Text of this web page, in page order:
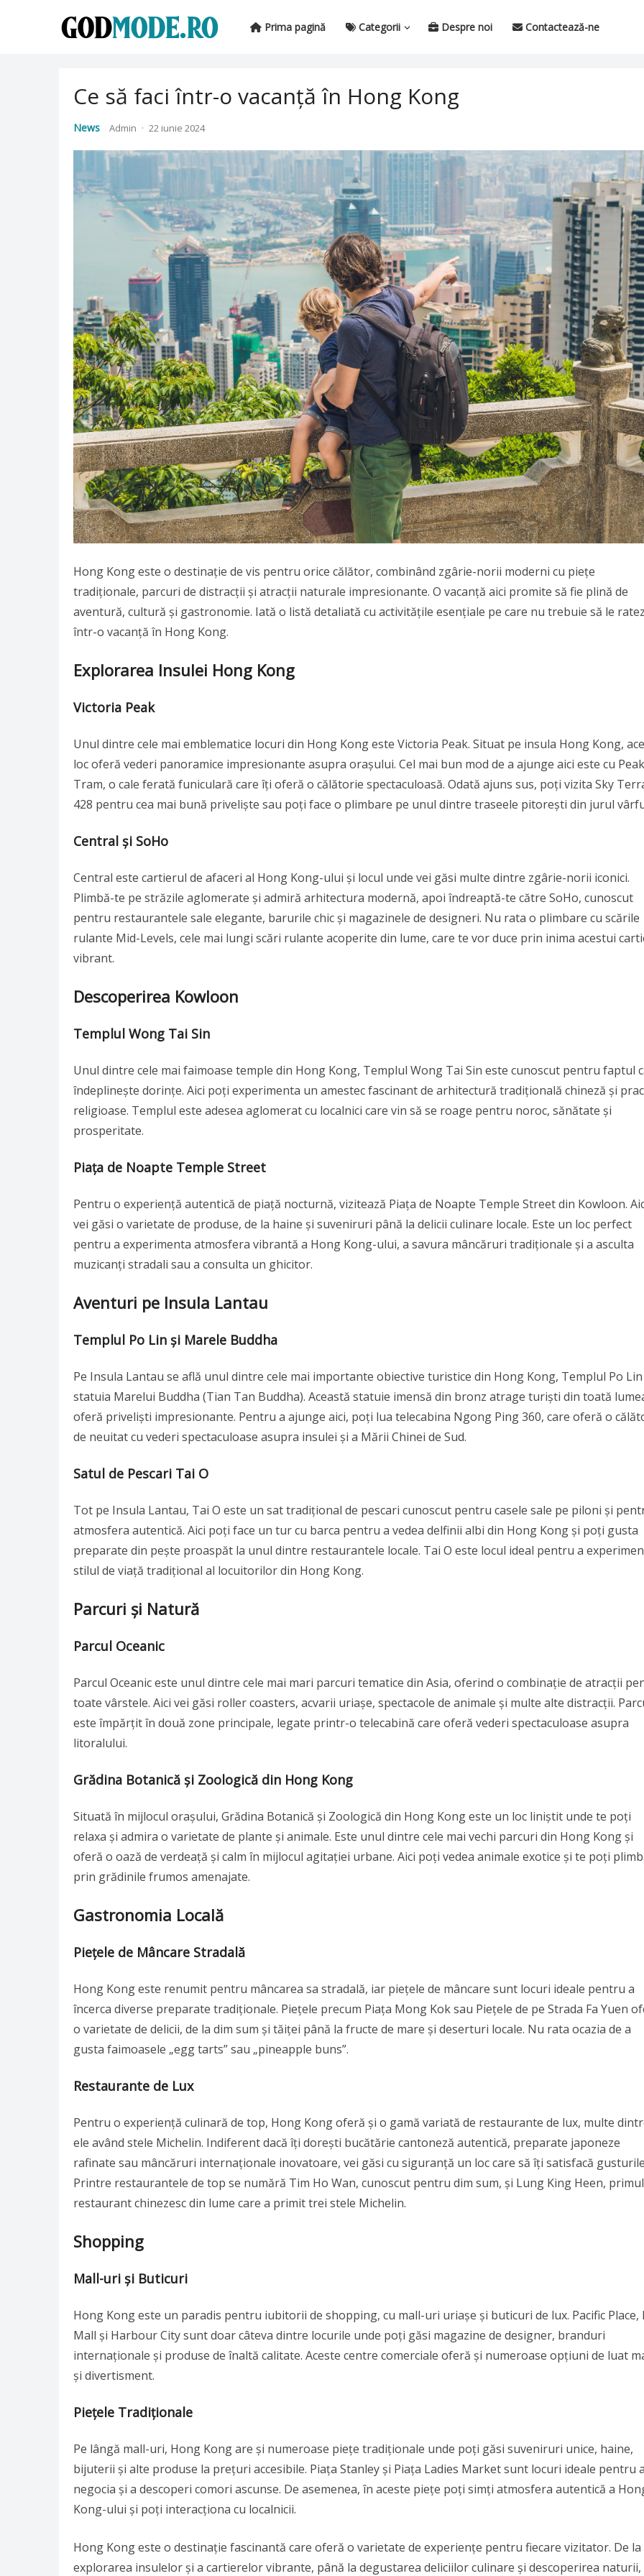
Prima pagină Categorii Despre noi Contactează-ne
Ce să faci într-o vacanță în Hong Kong
News Admin · 22 iunie 2024
Hong Kong este o destinație de vis pentru orice călător, combinând zgârie-norii moderni cu piețe
tradiționale, parcuri de distracții și atracții naturale impresionante. O vacanță aici promite să fie plină de
aventură, cultură și gastronomie. Iată o listă detaliată cu activitățile esențiale pe care nu trebuie să le
într-o vacanță în Hong Kong.
Explorarea Insulei Hong Kong
Victoria Peak
Unul dintre cele mai emblematice locuri din Hong Kong este Victoria Peak. Situat pe insula Hong Kong,
loc oferă vederi panoramice impresionante asupra orașului. Cel mai bun mod de a ajunge aici este cu Peak
Tram, o cale ferată funiculară care îți oferă o călătorie spectaculoasă. Odată ajuns sus, poți vizita Sky
428 pentru cea mai bună priveliște sau poți face o plimbare pe unul dintre traseele pitorești din jurul
Central și SoHo
Central este cartierul de afaceri al Hong Kong-ului și locul unde vei găsi multe dintre zgârie-norii iconici.
Plimbă-te pe străzile aglomerate și admiră arhitectura modernă, apoi îndreaptă-te către SoHo, cunoscut
pentru restaurantele sale elegante, barurile chic și magazinele de designeri. Nu rata o plimbare cu scările
rulante Mid-Levels, cele mai lungi scări rulante acoperite din lume, care te vor duce prin inima acestui
vibrant.
Descoperirea Kowloon
Templul Wong Tai Sin
Unul dintre cele mai faimoase temple din Hong Kong, Templul Wong Tai Sin este cunoscut pentru faptul
îndeplinește dorințe. Aici poți experimenta un amestec fascinant de arhitectură tradițională chineză și
religioase. Templul este adesea aglomerat cu localnici care vin să se roage pentru noroc, sănătate și
prosperitate.
Piața de Noapte Temple Street
Pentru o experiență autentică de piață nocturnă, vizitează Piața de Noapte Temple Street din Kowloon.
vei găsi o varietate de produse, de la haine și suveniruri până la delicii culinare locale. Este un loc perfect
pentru a experimenta atmosfera vibrantă a Hong Kong-ului, a savura mâncăruri tradiționale și a asculta
muzicanți stradali sau a consulta un ghicitor.
Aventuri pe Insula Lantau
Templul Po Lin și Marele Buddha
Pe Insula Lantau se află unul dintre cele mai importante obiective turistice din Hong Kong, Templul Po Lin
statuia Marelui Buddha (Tian Tan Buddha). Această statuie imensă din bronz atrage turiști din toată
oferă priveliști impresionante. Pentru a ajunge aici, poți lua telecabina Ngong Ping 360, care oferă o
de neuitat cu vederi spectaculoase asupra insulei și a Mării Chinei de Sud.
Satul de Pescari Tai O
Tot pe Insula Lantau, Tai O este un sat tradițional de pescari cunoscut pentru casele sale pe piloni și
atmosfera autentică. Aici poți face un tur cu barca pentru a vedea delfinii albi din Hong Kong și poți gusta
preparate din pește proaspăt la unul dintre restaurantele locale. Tai O este locul ideal pentru a
stilul de viață tradițional al locuitorilor din Hong Kong.
Parcuri și Natură
Parcul Oceanic
Parcul Oceanic este unul dintre cele mai mari parcuri tematice din Asia, oferind o combinație de atracții
toate vârstele. Aici vei găsi roller coasters, acvarii uriașe, spectacole de animale și multe alte distracții.
este împărțit în două zone principale, legate printr-o telecabină care oferă vederi spectaculoase asupra
litoralului.
Grădina Botanică și Zoologică din Hong Kong
Situată în mijlocul orașului, Grădina Botanică și Zoologică din Hong Kong este un loc liniștit unde te poți
relaxa și admira o varietate de plante și animale. Este unul dintre cele mai vechi parcuri din Hong Kong și
oferă o oază de verdeață și calm în mijlocul agitației urbane. Aici poți vedea animale exotice și te poți
prin grădinile frumos amenajate.
Gastronomia Locală
Piețele de Mâncare Stradală
Hong Kong este renumit pentru mâncarea sa stradală, iar piețele de mâncare sunt locuri ideale pentru a
încerca diverse preparate tradiționale. Piețele precum Piața Mong Kok sau Piețele de pe Strada Fa Yuen
o varietate de delicii, de la dim sum și tăiței până la fructe de mare și deserturi locale. Nu rata ocazia de a
gusta faimoasele „egg tarts” sau „pineapple buns”.
Restaurante de Lux
Pentru o experiență culinară de top, Hong Kong oferă și o gamă variată de restaurante de lux, multe
ele având stele Michelin. Indiferent dacă îți dorești bucătărie cantoneză autentică, preparate japoneze
rafinate sau mâncăruri internaționale inovatoare, vei găsi cu siguranță un loc care să îți satisfacă
Printre restaurantele de top se numără Tim Ho Wan, cunoscut pentru dim sum, și Lung King Heen, primul
restaurant chinezesc din lume care a primit trei stele Michelin.
Shopping
Mall-uri și Buticuri
Hong Kong este un paradis pentru iubitorii de shopping, cu mall-uri uriașe și buticuri de lux. Pacific Place,
Mall și Harbour City sunt doar câteva dintre locurile unde poți găsi magazine de designer, branduri
internaționale și produse de înaltă calitate. Aceste centre comerciale oferă și numeroase opțiuni de luat
și divertisment.
Piețele Tradiționale
Pe lângă mall-uri, Hong Kong are și numeroase piețe tradiționale unde poți găsi suveniruri unice, haine,
bijuterii și alte produse la prețuri accesibile. Piața Stanley și Piața Ladies Market sunt locuri ideale pentru a
negocia și a descoperi comori ascunse. De asemenea, în aceste piețe poți simți atmosfera autentică a
Kong-ului și poți interacționa cu localnicii.
Hong Kong este o destinație fascinantă care oferă o varietate de experiențe pentru fiecare vizitator. De la
explorarea insulelor și a cartierelor vibrante, până la degustarea deliciilor culinare și descoperirea naturii,